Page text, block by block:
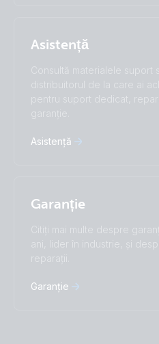
Türkçe
中國人
Asistență
Consultă materialele suport
distribuitorul de la care ai
pentru suport dedicat,
garanție.
Asistență
Garanție
Citiți mai multe despre
ani, lider în industrie, și
reparații.
Garanție